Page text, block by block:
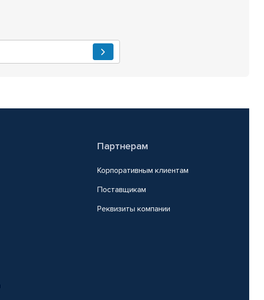
Партнерам
Корпоративным клиентам
Поставщикам
Реквизиты компании